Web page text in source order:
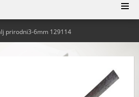
prirodni3-6mm 129114